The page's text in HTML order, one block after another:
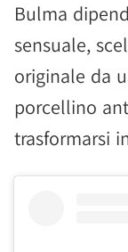
Bulma
sensuale,
originale da
porcellino
trasformarsi